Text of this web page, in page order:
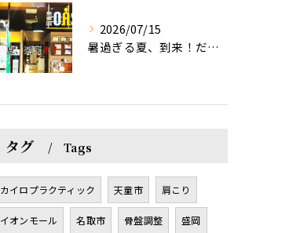
2026/07/15
暑過ぎる夏、到来！だるさを感じる方は、結構不足！？
タグ Tags
カイロプラクティック 天童市 肩こり
イオンモール 名取市 骨盤調整 盛岡